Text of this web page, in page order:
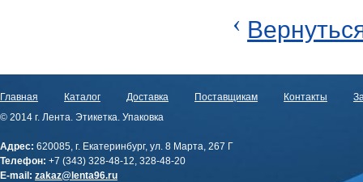
‹
Главная Каталог Доставка Поставщикам Контакты
© 2014 г. Лента. Этикетка. Упаковка
Адрес: 620085, г. Екатеринбург, ул. 8 Марта, 267 Г
Телефон: +7 (343) 328-48-12, 328-48-20
E-mail: zakaz@lenta96.ru